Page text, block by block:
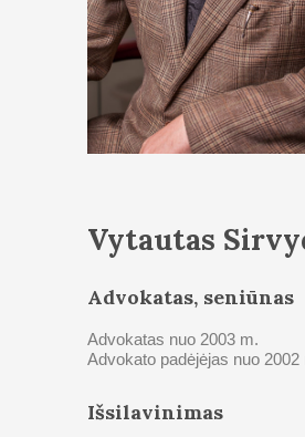
Vytautas
Advokatas, seniūnas
Advokatas nuo 2003 m.
Advokato padėjėjas nuo 2002
Išsilavinimas